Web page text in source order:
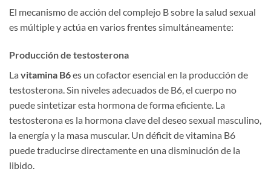
El mecanismo de acción del complejo B sobre la salud sexual
es múltiple y actúa en varios frentes simultáneamente:
Producción de testosterona
La vitamina B6es un cofactor esencial en la producción de
testosterona. Sin niveles adecuados de B6, el cuerpo no
puede sintetizar esta hormona de forma eficiente. La
testosterona es la hormona clave del deseo sexual masculino,
la energía y la masa muscular. Un déficit de vitamina B6
puede traducirse directamente en una disminución de la
libido.